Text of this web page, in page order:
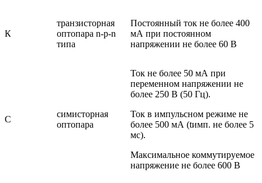
К
транзисторная
оптопара n-p-n
типа
Постоянный ток не более 400
мА при постоянном
напряжении не более 60 В
С
симисторная
оптопара
Ток не более 50 мА при
переменном напряжении не
более 250 В (50 Гц).
Ток в импульсном режиме не
более 500 мА (tимп. не более 5
мс).
Максимальное коммутируемое
напряжение не более 600 В